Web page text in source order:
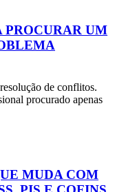
UM
de conflitos.
procurado apenas
MUDA COM